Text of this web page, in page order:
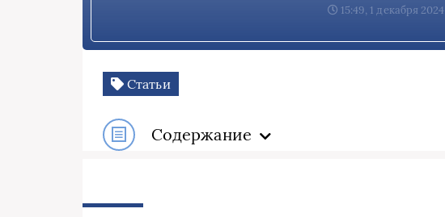
15:49, 1 декабря 2024
Статьи
Содержание